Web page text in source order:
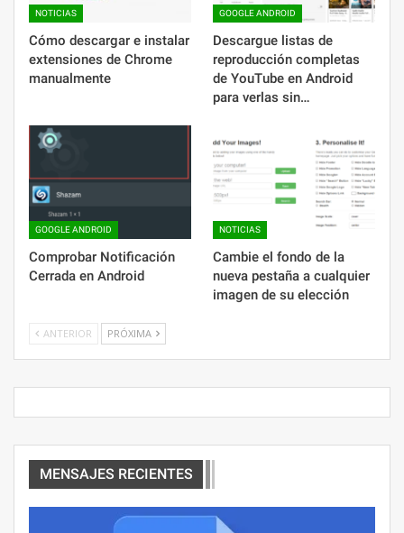
NOTICIAS
Cómo descargar e instalar
extensiones de Chrome
manualmente
GOOGLE ANDROID
Descargue listas de
reproducción completas
de YouTube en Android
para verlas sin…
GOOGLE ANDROID
Comprobar Notificación
Cerrada en Android
NOTICIAS
Cambie el fondo de la
nueva pestaña a cualquier
imagen de su elección
ANTERIOR PRÓXIMA
MENSAJES RECIENTES